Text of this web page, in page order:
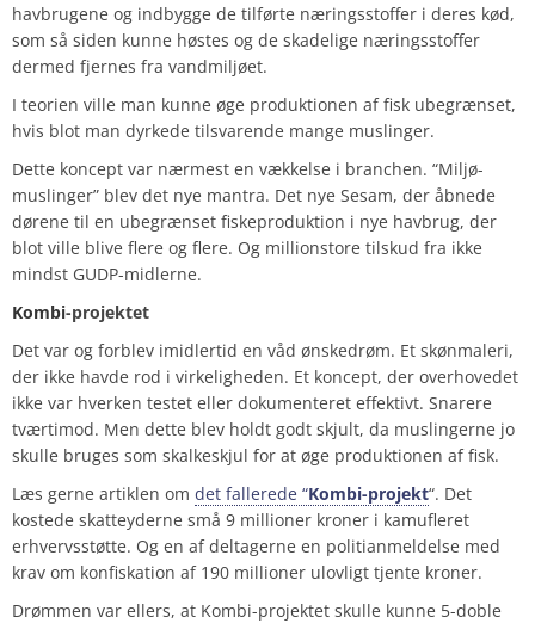
havbrugene og indbygge de tilførte næringsstoffer i deres kød,
som så siden kunne høstes og de skadelige næringsstoffer
dermed fjernes fra vandmiljøet.
I teorien ville man kunne øge produktionen af fisk ubegrænset,
hvis blot man dyrkede tilsvarende mange muslinger.
Dette koncept var nærmest en vækkelse i branchen. “Miljø-
muslinger” blev det nye mantra. Det nye Sesam, der åbnede
dørene til en ubegrænset fiskeproduktion i nye havbrug, der
blot ville blive flere og flere. Og millionstore tilskud fra ikke
mindst GUDP-midlerne.
Kombi-projektet
Det var og forblev imidlertid en våd ønskedrøm. Et skønmaleri,
der ikke havde rod i virkeligheden. Et koncept, der overhovedet
ikke var hverken testet eller dokumenteret effektivt. Snarere
tværtimod. Men dette blev holdt godt skjult, da muslingerne jo
skulle bruges som skalkeskjul for at øge produktionen af fisk.
Læs gerne artiklen om det fallerede “Kombi-projekt“. Det
kostede skatteyderne små 9 millioner kroner i kamufleret
erhvervsstøtte. Og en af deltagerne en politianmeldelse med
krav om konfiskation af 190 millioner ulovligt tjente kroner.
Drømmen var ellers, at Kombi-projektet skulle kunne 5-doble